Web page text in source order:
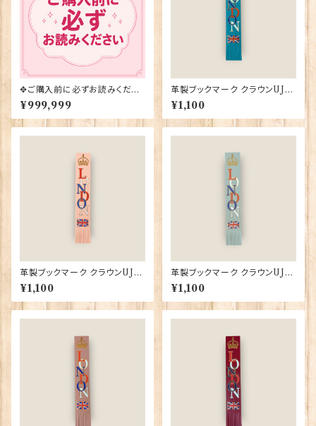
✥ご購入前に必ずお読みくださ
い✥
¥999,999
革製ブックマーク クラウンUJ
【ターコイズ】R.C.Brady 9038
2-Turqoise
¥1,100
革製ブックマーク クラウンUJ
【ペールピンク】R.C.Brady 90
382-PalePink
¥1,100
革製ブックマーク クラウンUJ
【ダッグエッグブルー】R.C.Brad
y 90382-DuckEgg
¥1,100